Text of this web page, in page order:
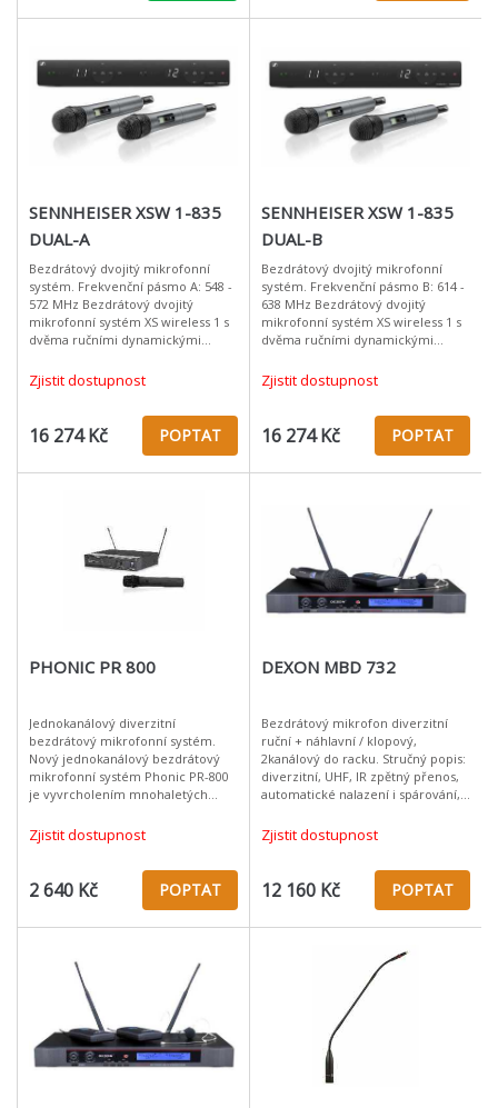
SENNHEISER XSW 1-835
DUAL-A
Bezdrátový dvojitý mikrofonní
systém. Frekvenční pásmo A: 548 -
572 MHz Bezdrátový dvojitý
mikrofonní systém XS wireless 1 s
dvěma ručními dynamickými
spolehlivost Sennheiser za dostup
Zjistit dostupnost
16 274 Kč POPTAT
SENNHEISER XSW 1-835
DUAL-B
Bezdrátový dvojitý mikrofonní
systém. Frekvenční pásmo B: 614 -
638 MHz Bezdrátový dvojitý
mikrofonní systém XS wireless 1 s
dvěma ručními dynamickými
spolehlivost Sennheiser za dostu
Zjistit dostupnost
16 274 Kč POPTAT
PHONIC PR 800
Jednokanálový diverzitní
bezdrátový mikrofonní systém.
Nový jednokanálový bezdrátový
mikrofonní systém Phonic PR-800
je vyvrcholením mnohaletých
bezdrátových technologiích.
Zbavte se starostí
Zjistit dostupnost
2 640 Kč POPTAT
DEXON MBD 732
Bezdrátový mikrofon diverzitní
ruční + náhlavní / klopový,
2kanálový do racku. Stručný popis:
diverzitní, UHF, IR zpětný přenos,
automatické nalazení i spárování,
dosah 100 m, kompresor, e
Zjistit dostupnost
12 160 Kč POPTAT